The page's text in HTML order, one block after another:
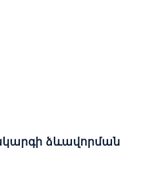
ձևավորման